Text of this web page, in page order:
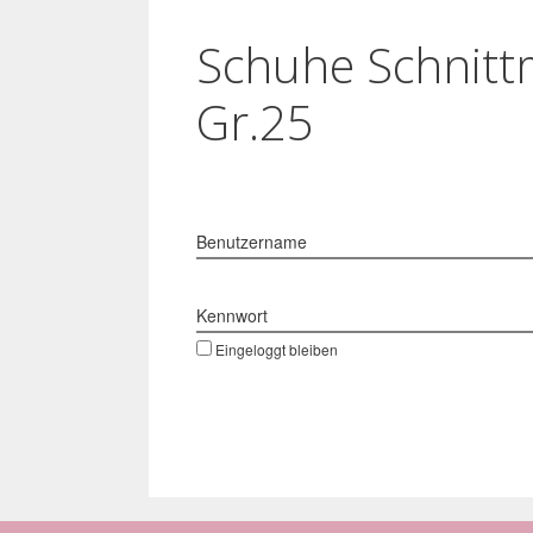
Schuhe
Gr.25
Benutzername
Kennwort
Eingeloggt bleiben